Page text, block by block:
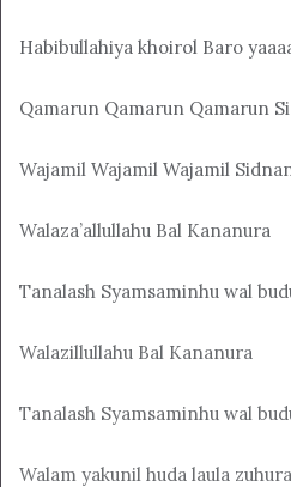
Habibullahiya khoirol Baro
Qamarun Qamarun Qamarun
Wajamil Wajamil Wajamil
Walaza’allullahu Bal Kananura
Tanalash Syamsaminhu wal
Walazillullahu Bal Kananura
Tanalash Syamsaminhu wal
Walam yakunil huda laula zuhura